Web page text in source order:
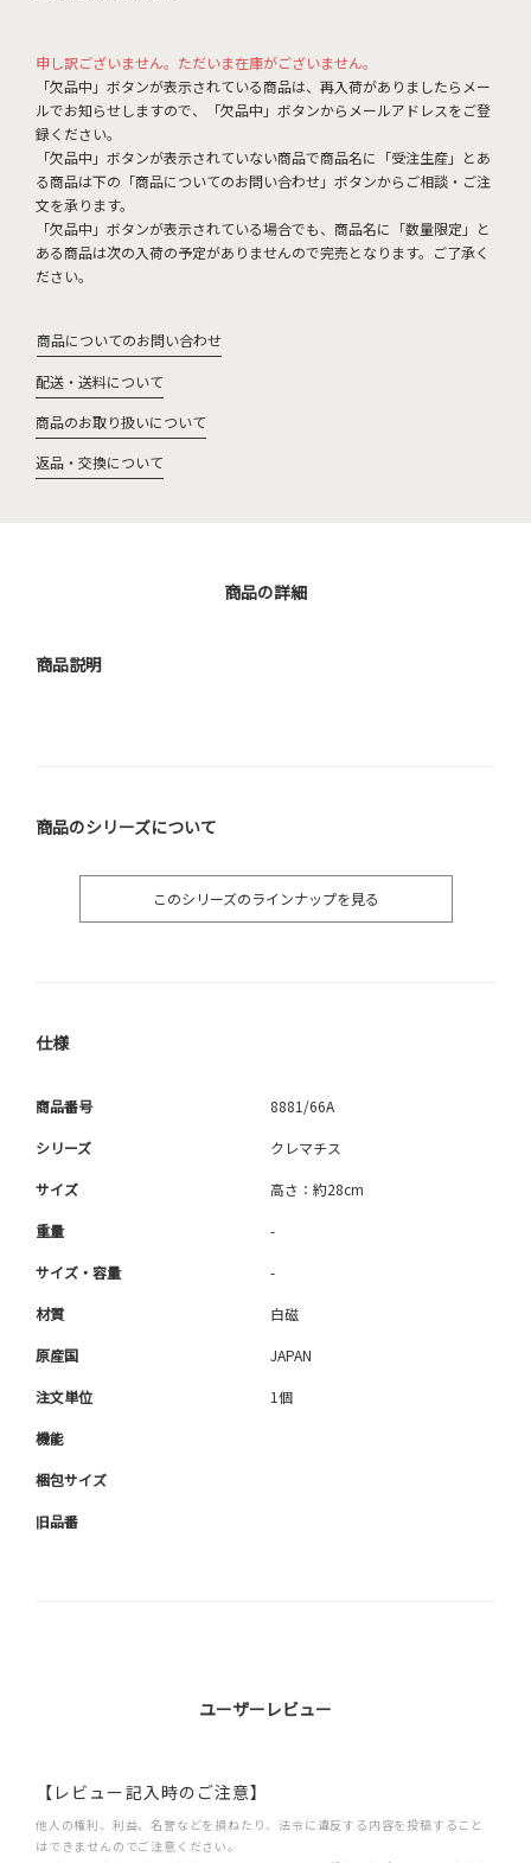
申し訳ございません。ただいま在庫がございません。
「欠品中」ボタンが表示されている商品は、再入荷がありましたらメー
ルでお知らせしますので、「欠品中」ボタンからメールアドレスをご登
録ください。
「欠品中」ボタンが表示されていない商品で商品名に「受注生産」とあ
る商品は下の「商品についてのお問い合わせ」ボタンからご相談・ご注
文を承ります。
「欠品中」ボタンが表示されている場合でも、商品名に「数量限定」と
ある商品は次の入荷の予定がありませんので完売となります。ご了承く
ださい。
商品についてのお問い合わせ
配送・送料について
商品のお取り扱いについて
返品・交換について
商品の詳細
商品説明
商品のシリーズについて
このシリーズのラインナップを見る
仕様
商品番号 8881/66A
シリーズ クレマチス
サイズ 高さ：約28cm
重量 -
サイズ・容量 -
材質 白磁
原産国 JAPAN
注文単位 1個
機能
梱包サイズ
旧品番
ユーザーレビュー
【レビュー記入時のご注意】
他人の権利、利益、名誉などを損ねたり、法令に違反する内容を投稿すること
はできませんのでご注意ください。